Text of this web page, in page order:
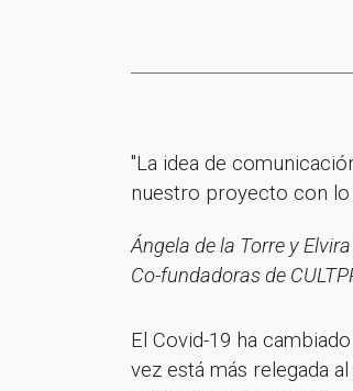
"La idea de
nuestro proyecto con lo
Ángela de la Torre y
Co-fundadoras de
El Covid-19 ha
vez está más relegada